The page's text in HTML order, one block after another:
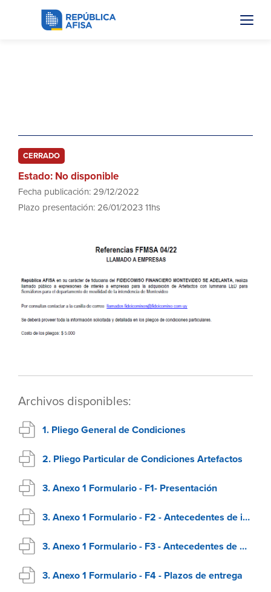
CERRADO
Estado: No disponible
Fecha publicación: 29/12/2022
Plazo presentación: 26/01/2023 11hs
Archivos disponibles:
1. Pliego General de Condiciones
2. Pliego Particular de Condiciones Artefactos
3. Anexo 1 Formulario - F1- Presentación
3. Anexo 1 Formulario - F2 - Antecedentes de incumplimiento
3. Anexo 1 Formulario - F3 - Antecedentes de Oferentes
3. Anexo 1 Formulario - F4 - Plazos de entrega